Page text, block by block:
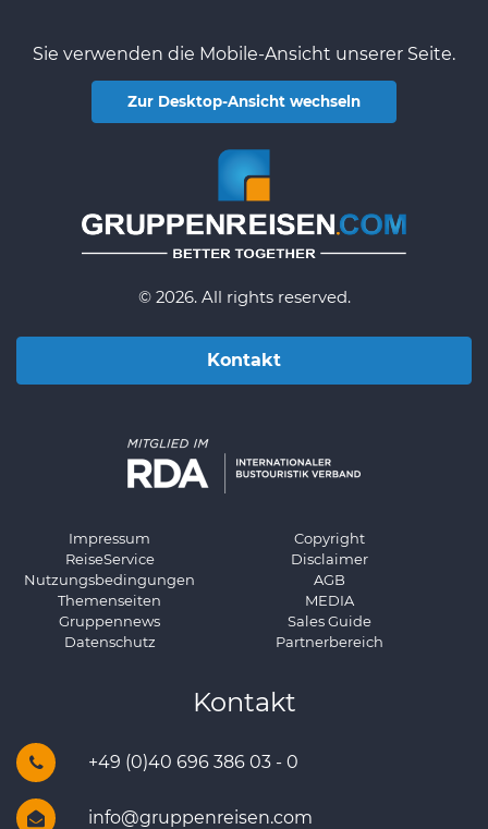
Sie verwenden die Mobile-Ansicht unserer Seite.
Zur Desktop-Ansicht wechseln
© 2026. All rights reserved.
Kontakt
Impressum
ReiseService
Nutzungsbedingungen
Themenseiten
Gruppennews
Datenschutz
Copyright
Disclaimer
AGB
MEDIA
Sales Guide
Partnerbereich
Kontakt
+49 (0)40 696 386 03 - 0
info@gruppenreisen.com